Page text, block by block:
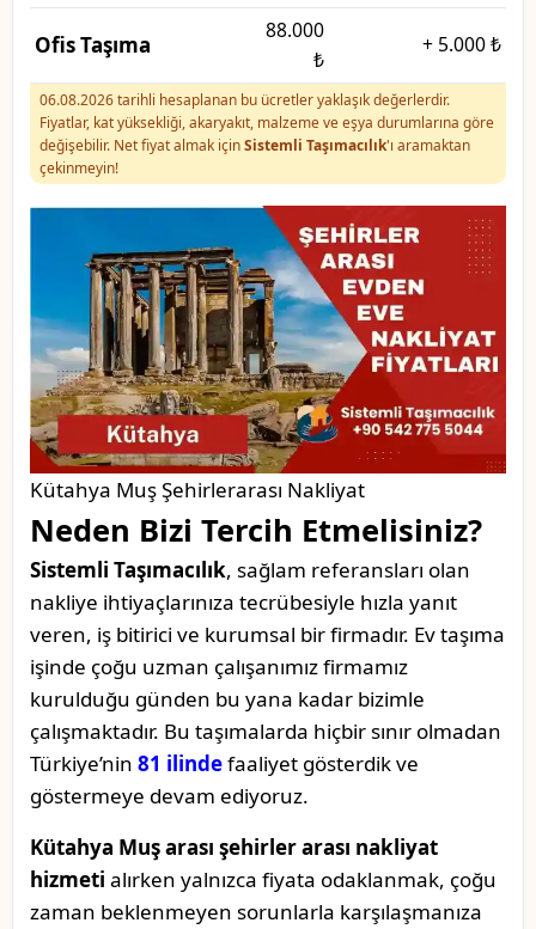
Ofis Taşıma
88.000
₺
+ 5.000 ₺
06.08.2026 tarihli hesaplanan bu ücretler yaklaşık değerlerdir.
Fiyatlar, kat yüksekliği, akaryakıt, malzeme ve eşya durumlarına göre
değişebilir. Net fiyat almak içinSistemli Taşımacılık'ı aramaktan
çekinmeyin!
Kütahya Muş Şehirlerarası Nakliyat
Neden Bizi Tercih Etmelisiniz?
Sistemli Taşımacılık, sağlam referansları olan
nakliye ihtiyaçlarınıza tecrübesiyle hızla yanıt
veren, iş bitirici ve kurumsal bir firmadır. Ev taşıma
işinde çoğu uzman çalışanımız firmamız
kurulduğu günden bu yana kadar bizimle
çalışmaktadır. Bu taşımalarda hiçbir sınır olmadan
Türkiye’nin 81 ilindefaaliyet gösterdik ve
göstermeye devam ediyoruz.
Kütahya Muş arası şehirler arası nakliyat
hizmeti alırken yalnızca fiyata odaklanmak, çoğu
zaman beklenmeyen sorunlarla karşılaşmanıza